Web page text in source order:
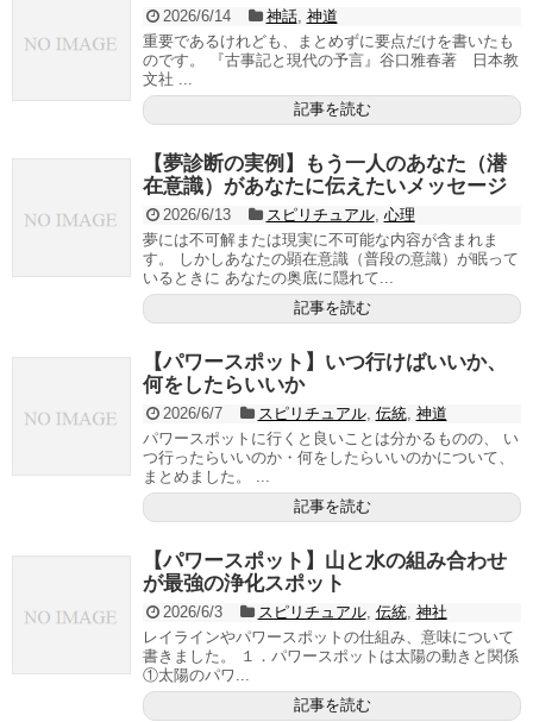
2026/6/14 神話, 神道
重要であるけれども、まとめずに要点だけを書いたも
のです。 『古事記と現代の予言』谷口雅春著 日本教
文社 ...
記事を読む
【夢診断の実例】もう一人のあなた（潜
在意識）があなたに伝えたいメッセージ
2026/6/13 スピリチュアル, 心理
夢には不可解または現実に不可能な内容が含まれま
す。 しかしあなたの顕在意識（普段の意識）が眠って
いるときに あなたの奥底に隠れて...
記事を読む
【パワースポット】いつ行けばいいか、
何をしたらいいか
2026/6/7 スピリチュアル, 伝統, 神道
パワースポットに行くと良いことは分かるものの、 い
つ行ったらいいのか・何をしたらいいのかについて、
まとめました。 ...
記事を読む
【パワースポット】山と水の組み合わせ
が最強の浄化スポット
2026/6/3 スピリチュアル, 伝統, 神社
レイラインやパワースポットの仕組み、意味について
書きました。 １．パワースポットは太陽の動きと関係
①太陽のパワ...
記事を読む